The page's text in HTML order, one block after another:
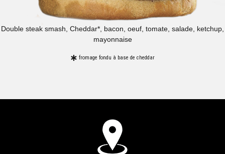
Double steak smash, Cheddar*, bacon, oeuf, tomate, salade, ketchup,
mayonnaise
fromage fondu à base de cheddar